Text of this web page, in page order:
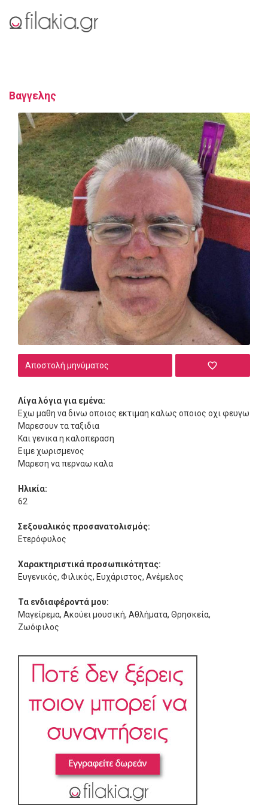
Βαγγελης
Αποστολή μηνύματος
Λίγα λόγια για εμένα:
Εχω μαθη να δινω οποιος εκτιμαη καλως οποιος οχι φευγω
Μαρεσουν τα ταξιδια
Και γενικα η καλοπεραση
Ειμε χωρισμενος
Μαρεση να περναω καλα
Ηλικία:
62
Σεξουαλικός προσανατολισμός:
Ετερόφυλος
Χαρακτηριστικά προσωπικότητας:
Ευγενικός, Φιλικός, Ευχάριστος, Ανέμελος
Τα ενδιαφέροντά μου:
Μαγείρεμα, Ακούει μουσική, Αθλήματα, Θρησκεία,
Ζωόφιλος